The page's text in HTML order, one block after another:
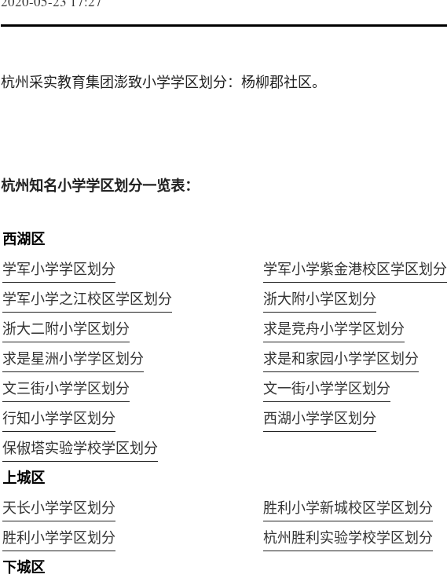
杭州采实教育集团澎致小学学区划分：杨柳郡社区。
杭州知名小学学区划分一览表：
西湖区
学军小学学区划分
学军小学紫金港校区学区划分
学军小学之江校区学区划分
浙大附小学区划分
浙大二附小学区划分
求是竞舟小学学区划分
求是星洲小学学区划分
求是和家园小学学区划分
文三街小学学区划分
文一街小学学区划分
行知小学学区划分
西湖小学学区划分
保俶塔实验学校学区划分
上城区
天长小学学区划分
胜利小学新城校区学区划分
胜利小学学区划分
杭州胜利实验学校学区划分
下城区